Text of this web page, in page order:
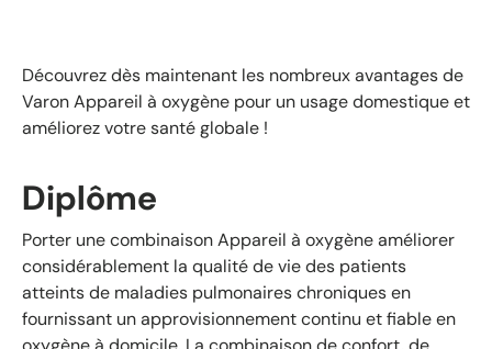
Découvrez dès maintenant les nombreux avantages de
VaronAppareil à oxygène pour un usage domestique et
améliorez votre santé globale !
Diplôme
Porter une combinaisonAppareil à oxygèneaméliorer
considérablement la qualité de vie des patients
atteints de maladies pulmonaires chroniques en
fournissant un approvisionnement continu et fiable en